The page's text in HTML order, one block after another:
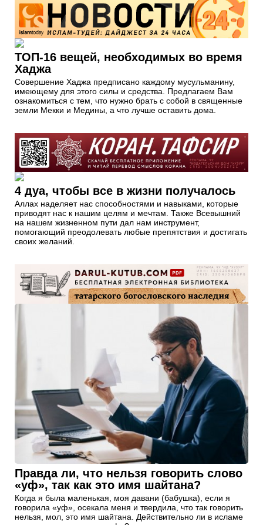
ТОП-16 вещей, необходимых во время
Хаджа
Совершение Хаджа предписано каждому мусульманину,
имеющему для этого силы и средства. Предлагаем Вам
ознакомиться с тем, что нужно брать с собой в священные
земли Мекки и Медины, а что лучше оставить дома.
4 дуа, чтобы все в жизни получалось
Аллах наделяет нас способностями и навыками, которые
приводят нас к нашим целям и мечтам. Также Всевышний
на нашем жизненном пути дал нам инструмент,
помогающий преодолевать любые препятствия и достигать
своих желаний.
Правда ли, что нельзя говорить слово
«уф», так как это имя шайтана?
Когда я была маленькая, моя давани (бабушка), если я
говорила «уф», осекала меня и твердила, что так говорить
нельзя, мол, это имя шайтана. Действительно ли в исламе